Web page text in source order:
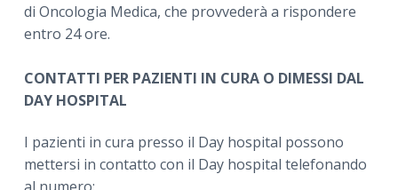
di Oncologia Medica, che provvederà a rispondere
entro 24 ore.
CONTATTI PER PAZIENTI IN CURA O DIMESSI DAL
DAY HOSPITAL
I pazienti in cura presso il Day hospital possono
mettersi in contatto con il Day hospital telefonando